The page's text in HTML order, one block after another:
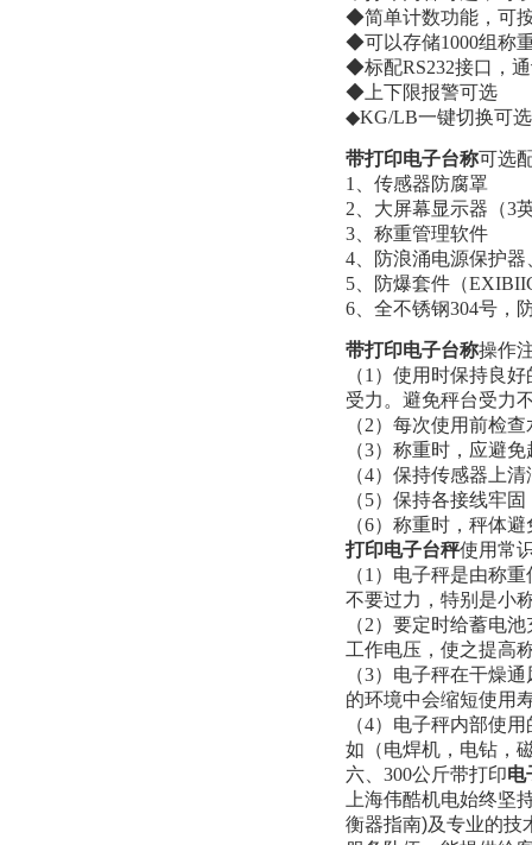
◆简单计数功能，可
◆可以存储1000组称
◆标配RS232接口，
◆上下限报警可选
◆KG/LB一键切换可选
带打印电子台称可选
1、传感器防腐罩
2、大屏幕显示器（3
3、称重管理软件
4、防浪涌电源保护器
5、防爆套件（
6、全不锈钢304号，
带打印电子台称操作
（1）使用时保持良
受力。避免秤台受力
（2）每次使用前检
（3）称重时，应避
（4）保持传感器上
（5）保持各接线牢
（6）称重时，秤体
打印电子台秤使用常
（1）电子秤是由称
不要过力，特别是
（2）要定时给蓄电
工作电压，使之提
（3）电子秤在干燥
的环境中会缩短使
（4）电子秤内部使
如（电焊机，电钻，
六、300公斤带打印电
上海伟酷机电始终坚
衡器指南)及专业的技